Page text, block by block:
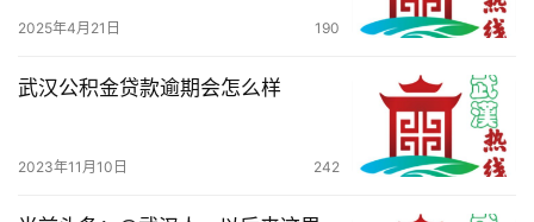
2025年4月21日 190
武汉公积金贷款逾期会怎么样
2023年11月10日 242